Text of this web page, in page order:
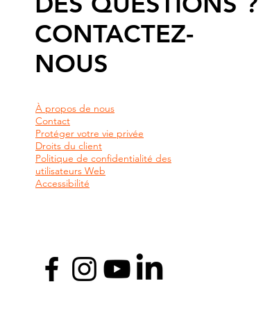
CONTACTEZ-
NOUS
À propos de nous
Contact
Protéger votre vie privée
Droits du client
Politique de confidentialité des
utilisateurs Web
Accessibilité